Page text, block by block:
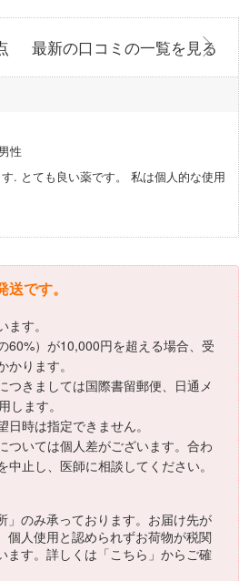
最新の口コミの一覧を見る
性
. とても良い薬です。 私は個人的な使用
です。
す。
60%）が10,000円を超える場合、受
ります。
つきましては国際書留郵便、日通メ
します。
時は指定できません。
ついては個人差がございます。合わ
中止し、医師に相談してください。
」のみ承っております。お届け先が
個人使用と認められずお荷物が税関
ます。詳しくは「こちら 」からご確